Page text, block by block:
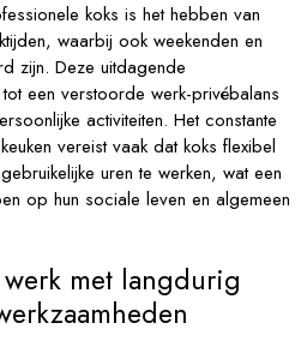
koks is het hebben van
waarbij ook weekenden en
zijn. Deze uitdagende
tot een verstoorde werk-privébalans
activiteiten. Het constante
vereist vaak dat koks flexibel
uren te werken, wat een
op hun sociale leven en algemeen
met langdurig